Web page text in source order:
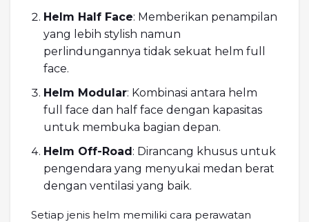
Helm Half Face: Memberikan penampilan
yang lebih stylish namun
perlindungannya tidak sekuat helm full
face.
Helm Modular: Kombinasi antara helm
full face dan half face dengan kapasitas
untuk membuka bagian depan.
Helm Off-Road: Dirancang khusus untuk
pengendara yang menyukai medan berat
dengan ventilasi yang baik.
Setiap jenis helm memiliki cara perawatan